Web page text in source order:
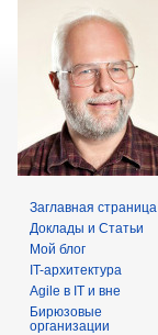
Заглавная страница
Доклады и Статьи
Мой блог
IT-архитектура
Agile в IT и вне
Бирюзовые
организации